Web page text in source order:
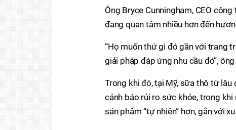
Ông Bryce Cunningham, CEO
đang quan tâm nhiều hơn đến
“Họ muốn thứ gì đó gần với trang
giải pháp đáp ứng nhu cầu đó”, ông
Trong khi đó, tại Mỹ, sữa thô từ
cảnh báo rủi ro sức khỏe, trong
sản phẩm “tự nhiên” hơn, gắn với